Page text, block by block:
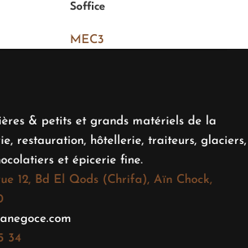
Soffice
MEC3
& petits et grands matériels de la
restauration, hôtellerie, traiteurs, glaciers,
et épicerie fine.
12, Bd El Qods (Chrifa), Aïn Chock,
34